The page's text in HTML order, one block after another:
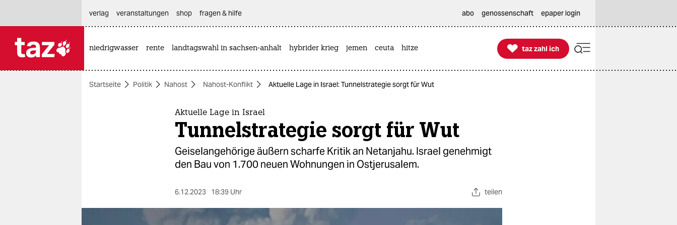
themen
verlag
veranstaltungen shop fragen & hilfe abo genossenschaft epaper login
niedrigwasser rente landtagswahl in sachsen-anhalt hybrider krieg jemen ceuta hitze 
taz zahl ich
taz zahl ich
Startseite Politik Nahost Nahost-Konflikt Aktuelle Lage in Israel: Tunnelstrategie sorgt für Wut
Aktuelle Lage in Israel
Tunnelstrategie sorgt für Wut
Geiselangehörige äußern scharfe Kritik an Netanjahu. Israel genehmigt
den Bau von 1.700 neuen Wohnungen in Ostjerusalem.
6.12.2023 18:39 Uhr teilen